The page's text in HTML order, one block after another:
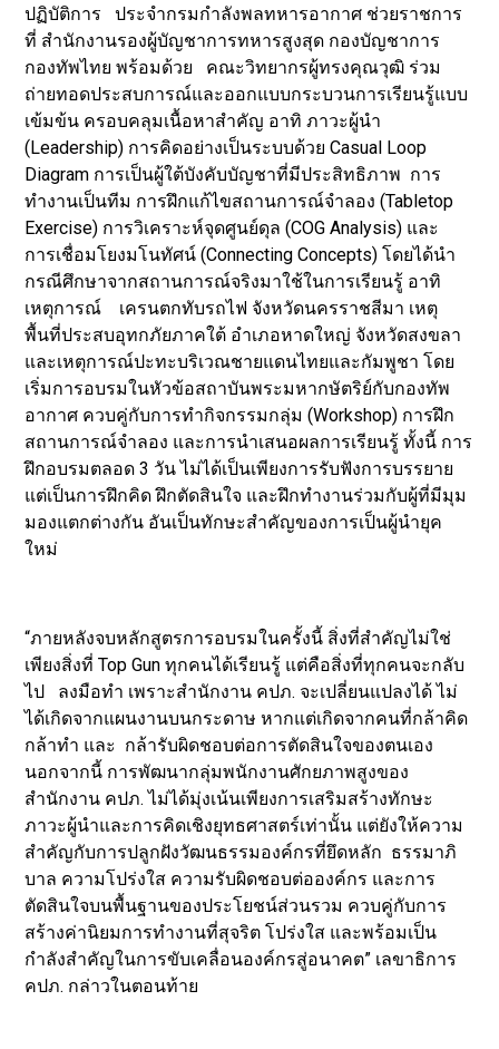
ปฏิบัติการ ประจำกรมกำลังพลทหารอากาศ ช่วยราชการ
ที่ สำนักงานรองผู้บัญชาการทหารสูงสุด กองบัญชาการ
กองทัพไทย พร้อมด้วย คณะวิทยากรผู้ทรงคุณวุฒิ ร่วม
ถ่ายทอดประสบการณ์และออกแบบกระบวนการเรียนรู้แบบ
เข้มข้น ครอบคลุมเนื้อหาสำคัญ อาทิ ภาวะผู้นำ
(Leadership) การคิดอย่างเป็นระบบด้วย Casual Loop
Diagram การเป็นผู้ใต้บังคับบัญชาที่มีประสิทธิภาพ การ
ทำงานเป็นทีม การฝึกแก้ไขสถานการณ์จำลอง (Tabletop
Exercise) การวิเคราะห์จุดศูนย์ดุล (COG Analysis) และ
การเชื่อมโยงมโนทัศน์ (Connecting Concepts) โดยได้นำ
กรณีศึกษาจากสถานการณ์จริงมาใช้ในการเรียนรู้ อาทิ
เหตุการณ์ เครนตกทับรถไฟ จังหวัดนครราชสีมา เหตุ
พื้นที่ประสบอุทกภัยภาคใต้ อำเภอหาดใหญ่ จังหวัดสงขลา
และเหตุการณ์ปะทะบริเวณชายแดนไทยและกัมพูชา โดย
เริ่มการอบรมในหัวข้อสถาบันพระมหากษัตริย์กับกองทัพ
อากาศ ควบคู่กับการทำกิจกรรมกลุ่ม (Workshop) การฝึก
สถานการณ์จำลอง และการนำเสนอผลการเรียนรู้ ทั้งนี้ การ
ฝึกอบรมตลอด 3 วัน ไม่ได้เป็นเพียงการรับฟังการบรรยาย
แต่เป็นการฝึกคิด ฝึกตัดสินใจ และฝึกทำงานร่วมกับผู้ที่มีมุม
มองแตกต่างกัน อันเป็นทักษะสำคัญของการเป็นผู้นำยุค
ใหม่
“ภายหลังจบหลักสูตรการอบรมในครั้งนี้ สิ่งที่สำคัญไม่ใช่
เพียงสิ่งที่ Top Gun ทุกคนได้เรียนรู้ แต่คือสิ่งที่ทุกคนจะกลับ
ไป ลงมือทำ เพราะสำนักงาน คปภ. จะเปลี่ยนแปลงได้ ไม่
ได้เกิดจากแผนงานบนกระดาษ หากแต่เกิดจากคนที่กล้าคิด
กล้าทำ และ กล้ารับผิดชอบต่อการตัดสินใจของตนเอง
นอกจากนี้ การพัฒนากลุ่มพนักงานศักยภาพสูงของ
สำนักงาน คปภ. ไม่ได้มุ่งเน้นเพียงการเสริมสร้างทักษะ
ภาวะผู้นำและการคิดเชิงยุทธศาสตร์เท่านั้น แต่ยังให้ความ
สำคัญกับการปลูกฝังวัฒนธรรมองค์กรที่ยึดหลัก ธรรมาภิ
บาล ความโปร่งใส ความรับผิดชอบต่อองค์กร และการ
ตัดสินใจบนพื้นฐานของประโยชน์ส่วนรวม ควบคู่กับการ
สร้างค่านิยมการทำงานที่สุจริต โปร่งใส และพร้อมเป็น
กำลังสำคัญในการขับเคลื่อนองค์กรสู่อนาคต” เลขาธิการ
คปภ. กล่าวในตอนท้าย